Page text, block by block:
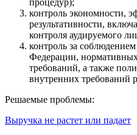
процедур);
контроль экономности,
результативности,
контроля аудируемого
контроль за
Федерации,
требований, а также
внутренних требований
Решаемые проблемы:
Выручка не растет или падает